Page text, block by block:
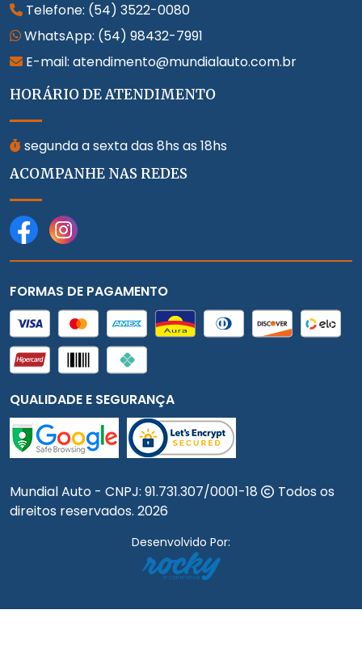
Telefone: (54) 3522-0080
WhatsApp: (54) 98432-7991
E-mail: atendimento@mundialauto.com.br
HORÁRIO DE ATENDIMENTO
segunda a sexta das 8hs as 18hs
ACOMPANHE NAS REDES
FORMAS DE PAGAMENTO
QUALIDADE E SEGURANÇA
Mundial Auto - CNPJ: 91.731.307/0001-18
Todos os
direitos reservados. 2026
Desenvolvido Por: